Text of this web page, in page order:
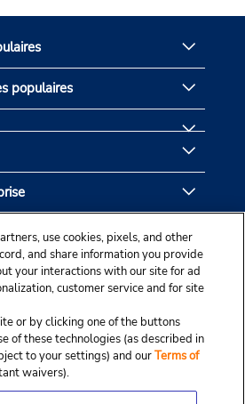
populaires
use cookies, pixels, and other
and share information you provide
your interactions with our site for ad
customer service and for site
or by clicking one of the buttons
of these technologies (as described in
to your settings) and ourTerms of
waivers).